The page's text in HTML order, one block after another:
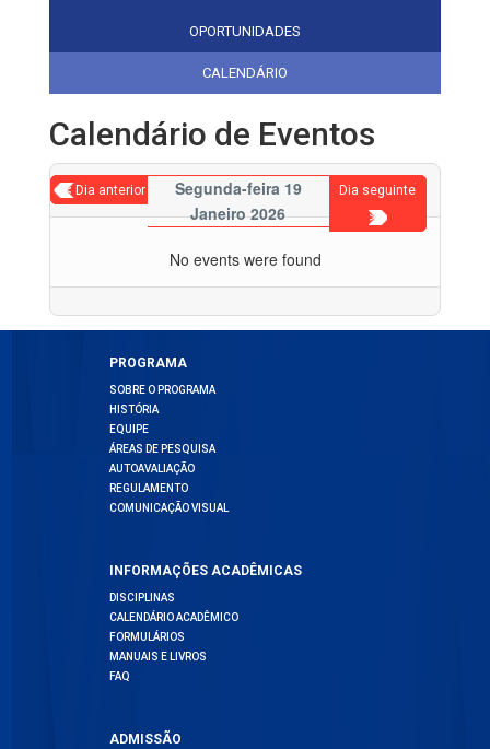
OPORTUNIDADES
CALENDÁRIO
Calendário de Eventos
< Dia anterior
Segunda-feira 19
Janeiro 2026
Dia seguinte
>
No events were found
PROGRAMA
SOBRE O PROGRAMA
HISTÓRIA
EQUIPE
ÁREAS DE PESQUISA
AUTOAVALIAÇÃO
REGULAMENTO
COMUNICAÇÃO VISUAL
INFORMAÇÕES ACADÊMICAS
DISCIPLINAS
CALENDÁRIO ACADÊMICO
FORMULÁRIOS
MANUAIS E LIVROS
FAQ
ADMISSÃO